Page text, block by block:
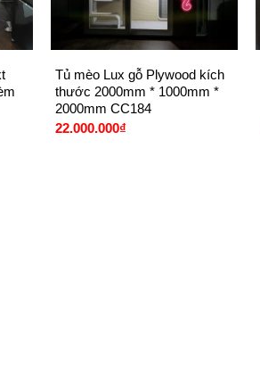
Tủ mèo Lux gỗ Plywood kích
thước 2000mm * 1000mm *
2000mm CC184
22.000.000₫